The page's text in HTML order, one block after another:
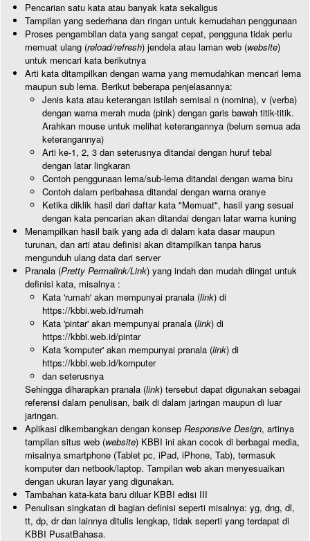
Pencarian satu kata atau banyak kata sekaligus
Tampilan yang sederhana dan ringan untuk kemudahan penggunaan
Proses pengambilan data yang sangat cepat, pengguna tidak perlu
memuat ulang (reload/refresh) jendela atau laman web (website)
untuk mencari kata berikutnya
Arti kata ditampilkan dengan warna yang memudahkan mencari lema
maupun sub lema. Berikut beberapa penjelasannya:
Jenis kata atau keterangan istilah semisal n (nomina), v (verba)
dengan warna merah muda (pink) dengan garis bawah titik-titik.
Arahkan mouse untuk melihat keterangannya (belum semua ada
keterangannya)
Arti ke-1, 2, 3 dan seterusnya ditandai dengan huruf tebal
dengan latar lingkaran
Contoh penggunaan lema/sub-lema ditandai dengan warna biru
Contoh dalam peribahasa ditandai dengan warna oranye
Ketika diklik hasil dari daftar kata "Memuat", hasil yang sesuai
dengan kata pencarian akan ditandai dengan latar warna kuning
Menampilkan hasil baik yang ada di dalam kata dasar maupun
turunan, dan arti atau definisi akan ditampilkan tanpa harus
mengunduh ulang data dari server
Pranala (Pretty Permalink/Link) yang indah dan mudah diingat untuk
definisi kata, misalnya :
Kata 'rumah' akan mempunyai pranala (link) di
https://kbbi.web.id/rumah
Kata 'pintar' akan mempunyai pranala (link) di
https://kbbi.web.id/pintar
Kata 'komputer' akan mempunyai pranala (link) di
https://kbbi.web.id/komputer
dan seterusnya
Sehingga diharapkan pranala (link) tersebut dapat digunakan sebagai
referensi dalam penulisan, baik di dalam jaringan maupun di luar
jaringan.
Aplikasi dikembangkan dengan konsep Responsive Design, artinya
tampilan situs web (website) KBBI ini akan cocok di berbagai media,
misalnya smartphone (Tablet pc, iPad, iPhone, Tab), termasuk
komputer dan netbook/laptop. Tampilan web akan menyesuaikan
dengan ukuran layar yang digunakan.
Tambahan kata-kata baru diluar KBBI edisi III
Penulisan singkatan di bagian definisi seperti misalnya: yg, dng, dl,
tt, dp, dr dan lainnya ditulis lengkap, tidak seperti yang terdapat di
KBBI PusatBahasa.